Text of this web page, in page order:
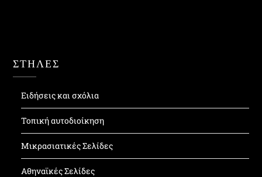
ΣΤΗΛΕΣ
Ειδήσεις και σχόλια
Τοπική αυτοδιοίκηση
Μικρασιατικές Σελίδες
Αθηναϊκές Σελίδες